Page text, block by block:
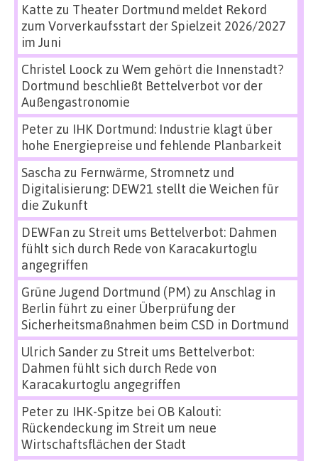
Katte zu Theater Dortmund meldet Rekord
zum Vorverkaufsstart der Spielzeit 2026/2027
im Juni
Christel Loock zu Wem gehört die Innenstadt?
Dortmund beschließt Bettelverbot vor der
Außengastronomie
Peterzu IHK Dortmund: Industrie klagt über
hohe Energiepreise und fehlende Planbarkeit
Sascha zu Fernwärme, Stromnetz und
Digitalisierung: DEW21 stellt die Weichen für
die Zukunft
DEWFan zu Streit ums Bettelverbot: Dahmen
fühlt sich durch Rede von Karacakurtoglu
angegriffen
Grüne Jugend Dortmund (PM) zu Anschlag in
Berlin führt zu einer Überprüfung der
Sicherheitsmaßnahmen beim CSD in Dortmund
Ulrich Sanderzu Streit ums Bettelverbot:
Dahmen fühlt sich durch Rede von
Karacakurtoglu angegriffen
Peterzu IHK-Spitze bei OB Kalouti:
Rückendeckung im Streit um neue
Wirtschaftsflächen der Stadt